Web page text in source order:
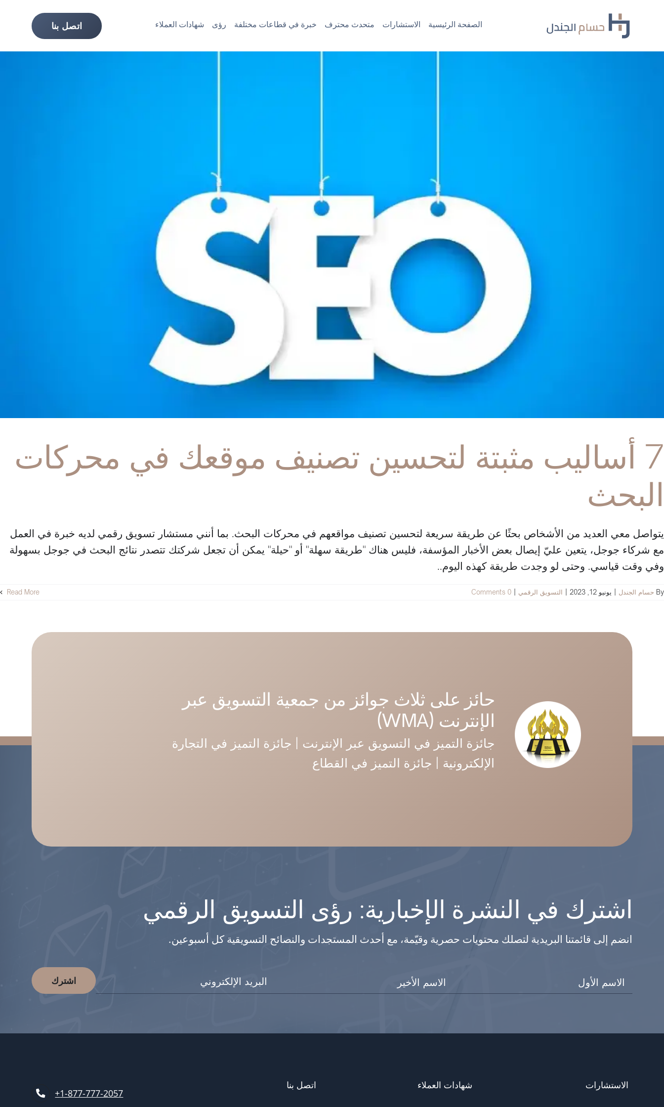
content
الصفحة الرئيسية الاستشارات متحدث محترف خبرة في قطاعات مختلفة رؤى شهادات العملاء اتصل بنا
7 أساليب مثبتة لتحسين تصنيف موقعك في محركات
البحث
يتواصل معي العديد من الأشخاص بحثًا عن طريقة سريعة لتحسين تصنيف مواقعهم في محركات البحث. بما أنني مستشار تسويق رقمي لديه خبرة في العمل
مع شركاء جوجل، يتعين عليّ إيصال بعض الأخبار المؤسفة، فليس هناك "طريقة سهلة" أو "حيلة" يمكن أن تجعل شركتك تتصدر نتائج البحث في جوجل بسهولة
وفي وقت قياسي. وحتى لو وجدت طريقة كهذه اليوم..
By حسام الجندل يونيو 12, 2023 التسويق الرقمي 0 Comments
Read More
حائز على ثلاث جوائز من جمعية التسويق عبر
الإنترنت (WMA)
جائزة التميز في التسويق عبر الإنترنت | جائزة التميز في التجارة
الإلكترونية | جائزة التميز في القطاع
اشترك في النشرة الإخبارية: رؤى التسويق الرقمي
انضم إلى قائمتنا البريدية لتصلك محتويات حصرية وقيّمة، مع أحدث المستجدات والنصائح التسويقية كل أسبوعين.
اشترك
الاستشارات شهادات العملاء اتصل بنا
1-877-777-2057+